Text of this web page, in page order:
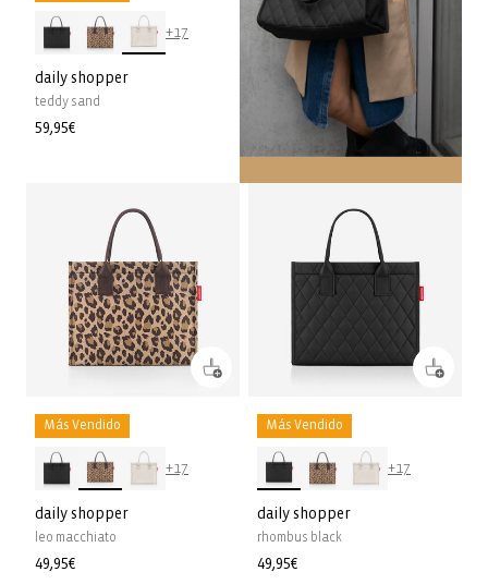
+17
daily shopper
teddy sand
Precio
59,95€
Más Vendido
+17
daily shopper
leo macchiato
Precio
49,95€
Más Vendido
+17
daily shopper
rhombus black
Precio
49,95€